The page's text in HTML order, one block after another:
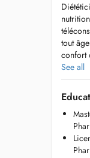
tout
confort
patients.
--
--
See all